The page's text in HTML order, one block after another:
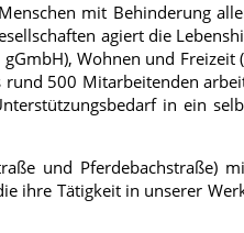
mit Behinderung
agiert die
Wohnen und Freizeit
rund 500 Mitarbeitenden
in ein
und Pferdebachstraße)
ihre Tätigkeit in unserer